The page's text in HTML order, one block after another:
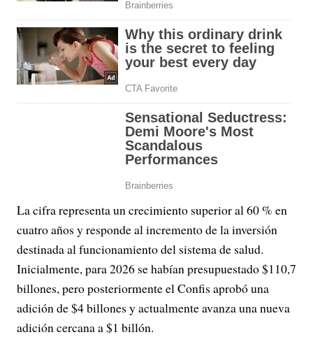
La cifra representa un crecimiento superior al 60 % en
cuatro años y responde al incremento de la inversión
destinada al funcionamiento del sistema de salud.
Inicialmente, para 2026 se habían presupuestado $110,7
billones, pero posteriormente el Confis aprobó una
adición de $4 billones y actualmente avanza una nueva
adición cercana a $1 billón.